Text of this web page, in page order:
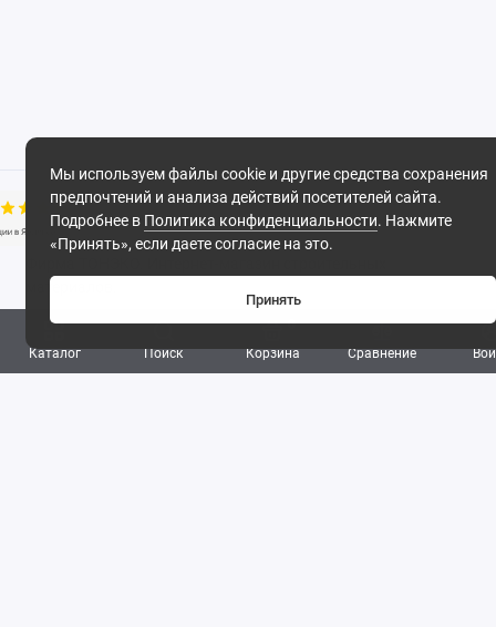
Каталог Поиск Корзина
0
Сравнение
Мы используем файлы cookie и другие средства сохранения
предпочтений и анализа действий посетителей сайта.
Подробнее в Политика конфиденциальности. Нажмите
«Принять», если даете согласие на это.
Принять
2026